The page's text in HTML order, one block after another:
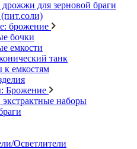
для зерновой браги
брожение
бочки
емкости
танк
к емкостям
Брожение
наборы
Осветлители